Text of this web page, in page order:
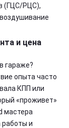
(ГЦС/РЦС),
и цена
гараже?
опыта часто
КПП или
«проживет»
мастера
и